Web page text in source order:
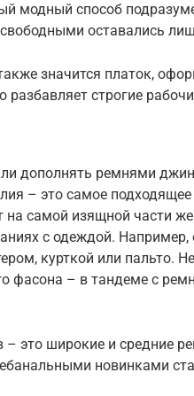
модный способ
оставались
значится платок,
разбавляет строгие
дополнять ремнями
– это самое
на самой изящной части
с одеждой. Например,
курткой или пальто.
фасона – в тандеме с
– это широкие и средние
новинками